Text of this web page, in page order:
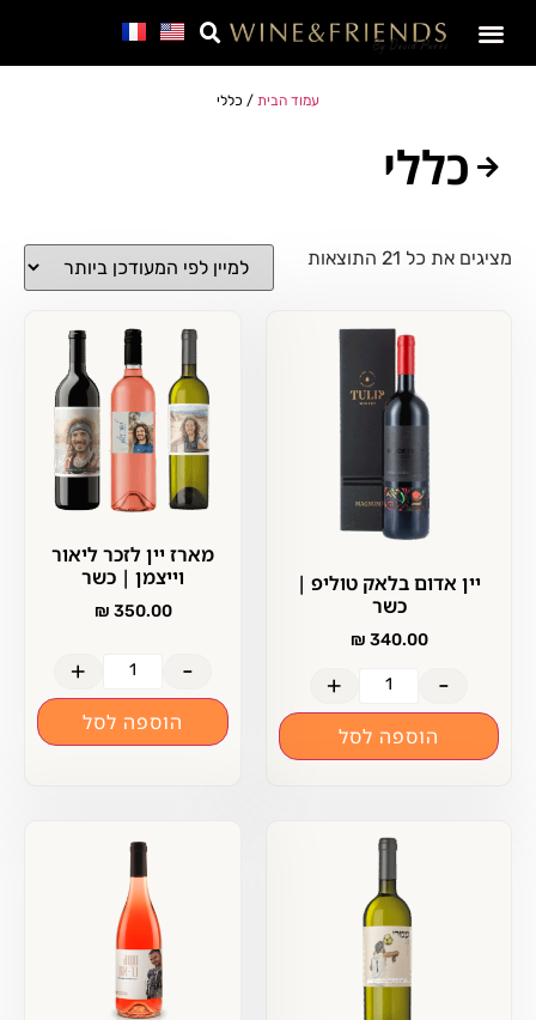
עמוד הבית / כללי
כללי
מציגים את כל ⁦21⁩ התוצאות
יין אדום בלאק טוליפ |
כשר
₪ 340.00
-
+
הוספה לסל
מארז יין לזכר ליאור
וייצמן | כשר
₪ 350.00
-
+
הוספה לסל